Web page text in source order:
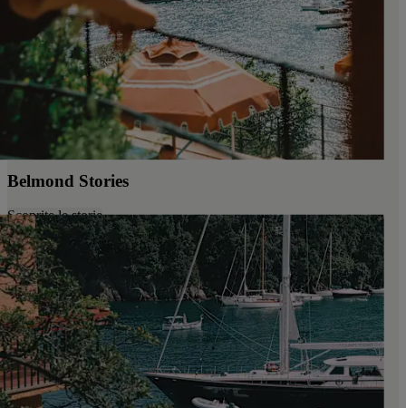
Belmond Stories
Scoprite le storie